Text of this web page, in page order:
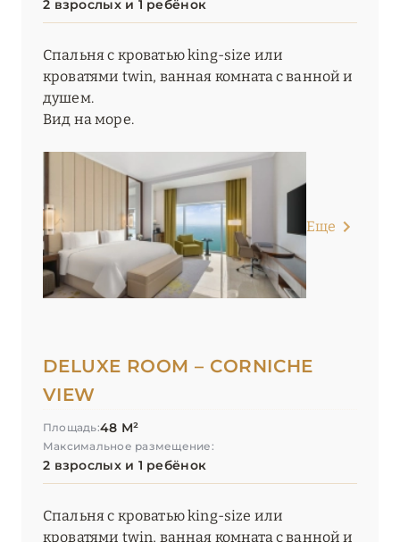
2 взрослых и 1 ребёнок
Спальня с кроватью king-size или
кроватями twin, ванная комната с ванной и
душем.
Вид на море.
Еще
DELUXE ROOM – CORNICHE
VIEW
Площадь:48 М²
Максимальное размещение:
2 взрослых и 1 ребёнок
Спальня с кроватью king-size или
кроватями twin, ванная комната с ванной и